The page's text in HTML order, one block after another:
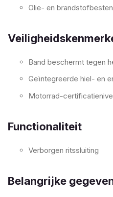
Olie- en
Band beschermt tegen
Geïntegreerde hiel- en
Motorrad-
Functionaliteit
Verborgen ritssluiting
Belangrijke